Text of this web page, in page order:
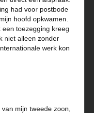
had voor postbode
hoofd opkwamen.
toezegging kreeg
niet alleen zonder
werk kon
mijn tweede zoon,